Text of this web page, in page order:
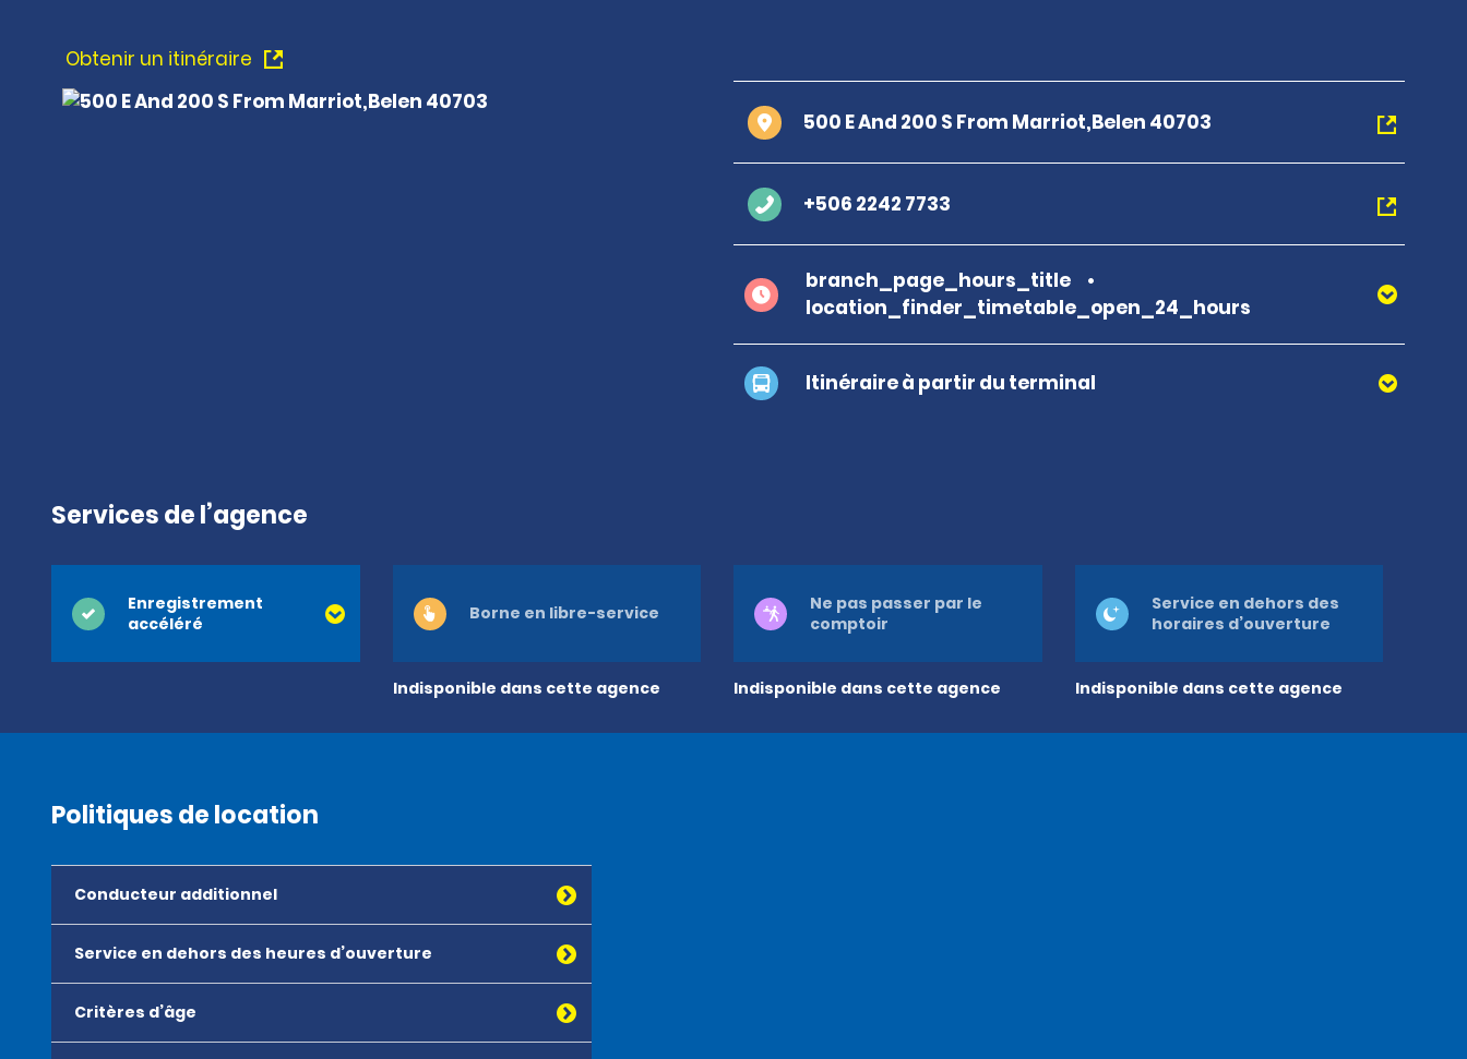
Obtenir un itinéraire
500 E And 200 S From Marriot,Belen 40703
+506 2242 7733
branch_page_hours_title
location_finder_timetable_open_24_hours
Itinéraire à partir du terminal
Services de l’agence
Enregistrement
accéléré
Indisponible dans cette agence
Borne en libre-service
Indisponible dans cette agence
Ne pas passer par le
comptoir
Indisponible dans cette agence
Service en dehors des
horaires d’ouverture
Politiques de location
Conducteur additionnel
Service en dehors des heures d’ouverture
Critères d’âge